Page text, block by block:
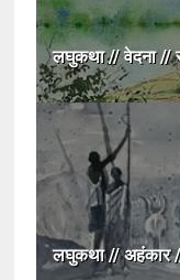
लघुकथा // वेदना //
लघुकथा // अहंकार //